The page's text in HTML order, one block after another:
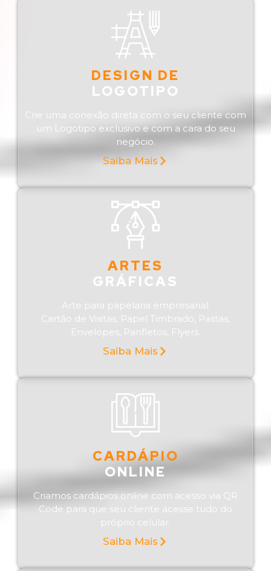
DESIGN DE
LOGOTIPO
Crie uma conexão direta com o seu cliente com
um Logotipo exclusivo e com a cara do seu
negócio.
Saiba Mais
ARTES
GRÁFICAS
Arte para papelaria empresarial:
Cartão de Visitas, Papel Timbrado, Pastas,
Envelopes, Panfletos, Flyers.
Saiba Mais
CARDÁPIO
ONLINE
Criamos cardápios online com acesso via QR
Code para que seu cliente acesse tudo do
próprio celular.
Saiba Mais